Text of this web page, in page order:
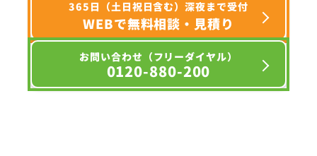
365日（土日祝日含む）深夜まで受付
WEBで無料相談・見積り
お問い合わせ（フリーダイヤル）
0120-880-200